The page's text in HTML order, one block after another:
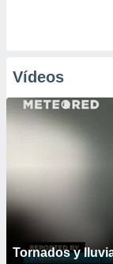
Vídeos
Tornados y